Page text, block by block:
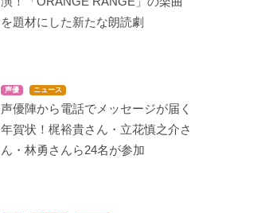
を題材にした新たな朗読劇
声優 ニュース
声優陣から電話でメッセージが届く
年賀状！梶裕貴さん・立花慎之介さ
ん・林勇さんら24名が参加